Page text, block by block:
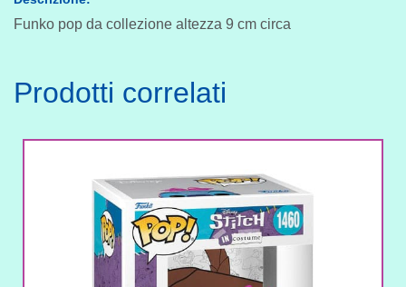
Funko pop da collezione altezza 9 cm circa
Prodotti correlati